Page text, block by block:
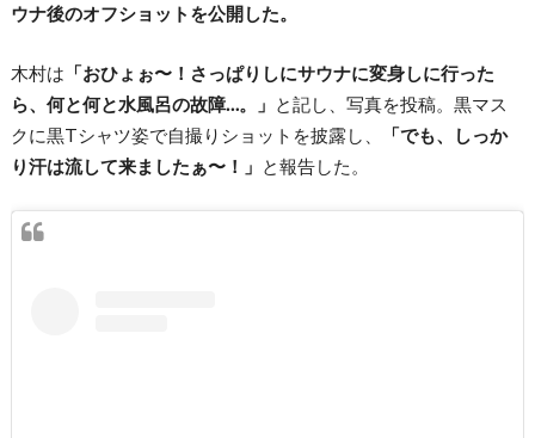
ウナ後のオフショットを公開した。
木村は 「おひょぉ〜！さっぱりしにサウナに変身しに行った
ら、何と何と水風呂の故障…。」 と記し、写真を投稿。黒マス
クに黒Tシャツ姿で自撮りショットを披露し、
「でも、しっか
り汗は流して来ましたぁ〜！」 と報告した。